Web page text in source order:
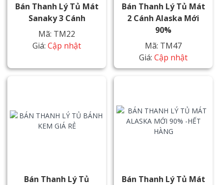
Bán Thanh Lý Tủ Mát
Sanaky 3 Cánh
Mã: TM22
Giá: Cập nhật
Bán Thanh Lý Tủ Mát
2 Cánh Alaska Mới
90%
Mã: TM47
Giá: Cập nhật
Bán Thanh Lý Tủ
Bán Thanh Lý Tủ Mát